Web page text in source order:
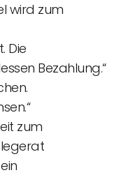
wird zum
Die
Bezahlung.“
zum